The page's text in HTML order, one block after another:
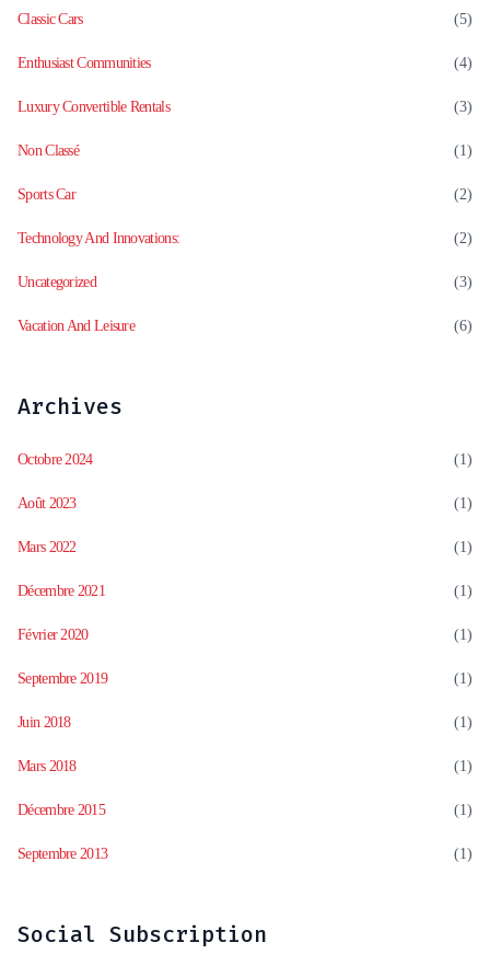
Classic Cars (5)
Enthusiast Communities (4)
Luxury Convertible Rentals (3)
Non Classé (1)
Sports Car (2)
Technology And Innovations: (2)
Uncategorized (3)
Vacation And Leisure (6)
Archives
Octobre 2024 (1)
Août 2023 (1)
Mars 2022 (1)
Décembre 2021 (1)
Février 2020 (1)
Septembre 2019 (1)
Juin 2018 (1)
Mars 2018 (1)
Décembre 2015 (1)
Septembre 2013 (1)
Social Subscription